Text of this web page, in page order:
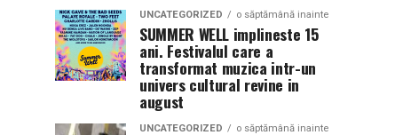
UNCATEGORIZED o săptămână inainte
SUMMER WELL implineste 15
ani. Festivalul care a
transformat muzica intr-un
univers cultural revine in
august
UNCATEGORIZED o săptămână inainte